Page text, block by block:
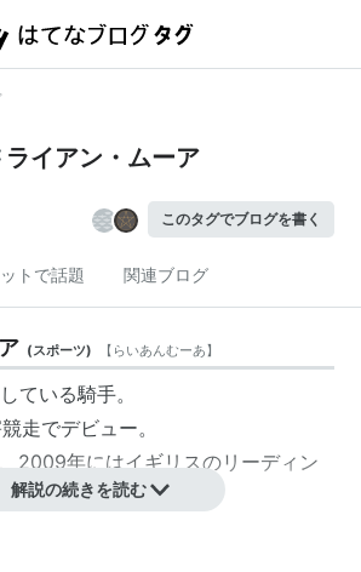
ライアン・ムーア
このタグでブログを書く
トで話題 関連ブログ
(スポーツ) 【 らいあんむーあ】
ている騎手。
走でデビュー。
2009年にはイギリスのリーディン
ている。
解説の続きを読む